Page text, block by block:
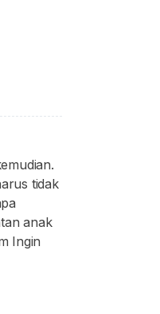
tidak
anak
Ingin